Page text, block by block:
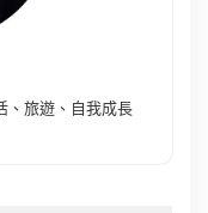
、旅遊、自我成長